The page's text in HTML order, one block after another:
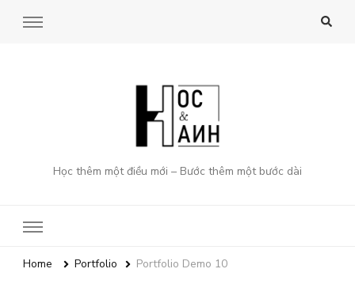
Học thêm một điều mới – Bước thêm một bước dài
Home Portfolio Portfolio Demo 10